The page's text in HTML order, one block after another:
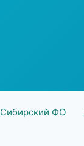
Сибирский ФО